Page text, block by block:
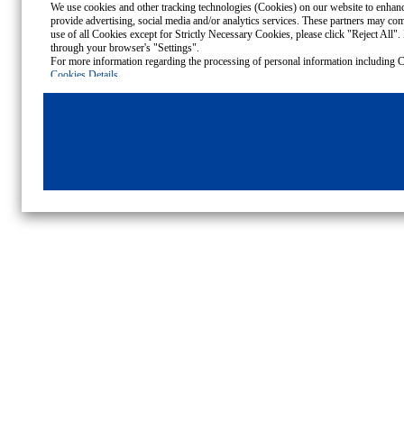
We use cookies and other tracking technologies (Cookies) on our website to
provide advertising, social media and/or analytics services. These partners may
use of all Cookies except for Strictly Necessary Cookies, please click "Reject
through your browser's "Settings".
Cookies Details